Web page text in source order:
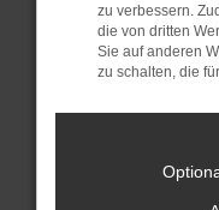
FEHLER:
Beim Laden ist ein
Hier sind ein paar
Überprüfe
zu verbessern.
die von dritten
Sie auf anderen
zu schalten, die